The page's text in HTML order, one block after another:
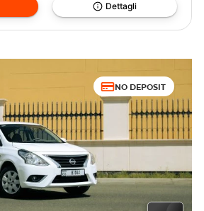
Dettagli
NO DEPOSIT